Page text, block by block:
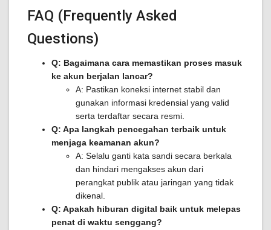
FAQ (Frequently Asked
Questions)
Q: Bagaimana cara memastikan proses masuk
ke akun berjalan lancar?
A: Pastikan koneksi internet stabil dan
gunakan informasi kredensial yang valid
serta terdaftar secara resmi.
Q: Apa langkah pencegahan terbaik untuk
menjaga keamanan akun?
A: Selalu ganti kata sandi secara berkala
dan hindari mengakses akun dari
perangkat publik atau jaringan yang tidak
dikenal.
Q: Apakah hiburan digital baik untuk melepas
penat di waktu senggang?